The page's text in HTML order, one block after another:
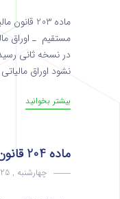
مستقیم ـ اوراق
در نسخه ثانی
نشود اوراق
بیشتر بخوانید
ماده 204 قانون مالیاتهای مستقیم
چهارشنبه , 25 تیر 1404